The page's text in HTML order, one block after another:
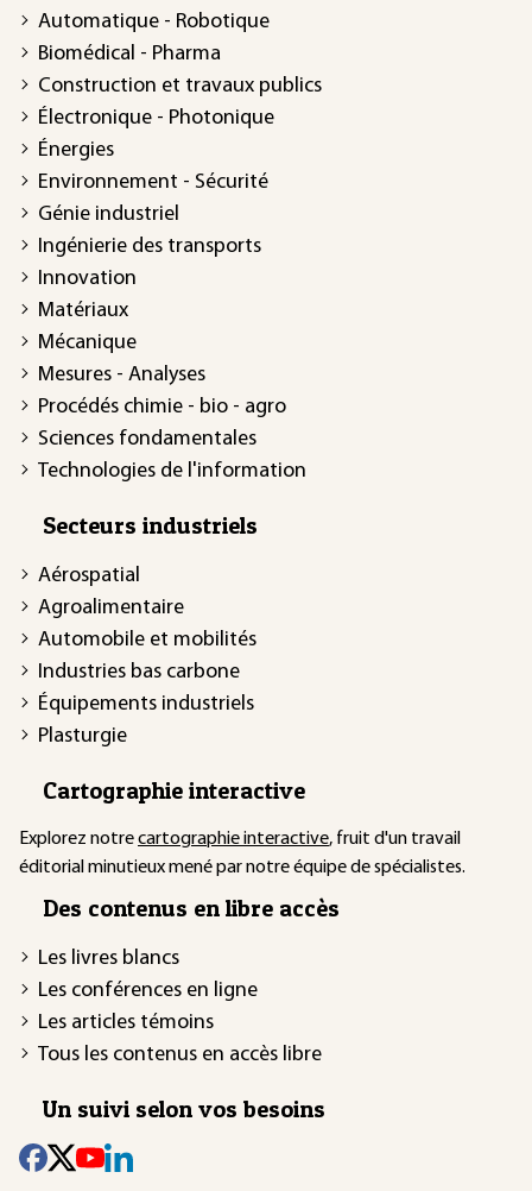
Automatique - Robotique
Biomédical - Pharma
Construction et travaux publics
Électronique - Photonique
Énergies
Environnement - Sécurité
Génie industriel
Ingénierie des transports
Innovation
Matériaux
Mécanique
Mesures - Analyses
Procédés chimie - bio - agro
Sciences fondamentales
Technologies de l'information
Secteurs industriels
Aérospatial
Agroalimentaire
Automobile et mobilités
Industries bas carbone
Équipements industriels
Plasturgie
Cartographie interactive
Explorez notrecartographie interactive, fruit d'un travail
éditorial minutieux mené par notre équipe de spécialistes.
Des contenus en libre accès
Les livres blancs
Les conférences en ligne
Les articles témoins
Tous les contenus en accès libre
Un suivi selon vos besoins